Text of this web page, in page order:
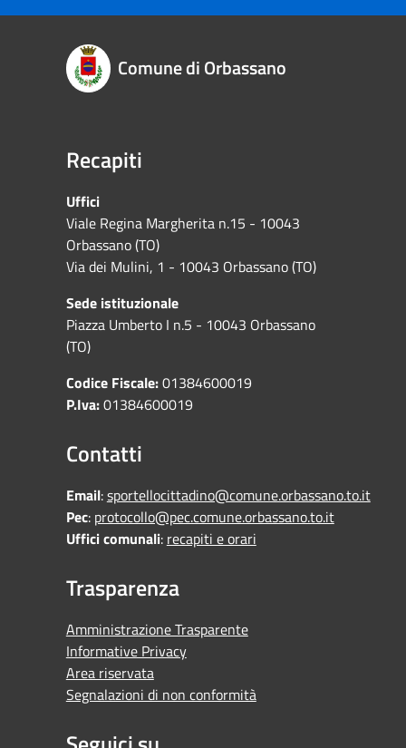
Comune di Orbassano
Recapiti
Uffici
Viale Regina Margherita n.15 - 10043
Orbassano (TO)
Via dei Mulini, 1 - 10043 Orbassano (TO)
Sede istituzionale
Piazza Umberto I n.5 - 10043 Orbassano
(TO)
Codice Fiscale:01384600019
P.Iva:01384600019
Contatti
Email:sportellocittadino@comune.orbassano.to.it
Pec: protocollo@pec.comune.orbassano.to.it
Uffici comunali: recapiti e orari
Trasparenza
Amministrazione Trasparente
Informative Privacy
Area riservata
Segnalazioni di non conformità